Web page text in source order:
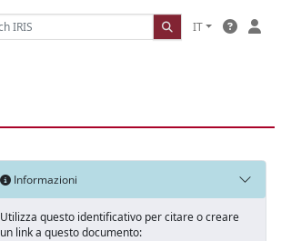
IT
Informazioni
Utilizza questo identificativo per citare o creare
un link a questo documento: